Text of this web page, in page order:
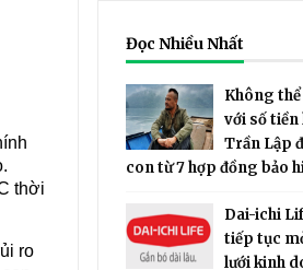
thời
ro
Đọc Nhiều Nhất
Không
với số
Trần Lập
con từ 7 hợp đồng bảo
Dai-ichi
tiếp tục
lưới kinh